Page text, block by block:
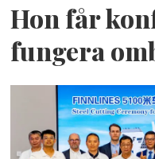
Hon får
fungera